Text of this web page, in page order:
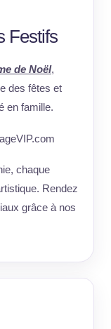
Festifs
de Noël,
des fêtes et
en famille.
chaque
Rendez
grâce à nos